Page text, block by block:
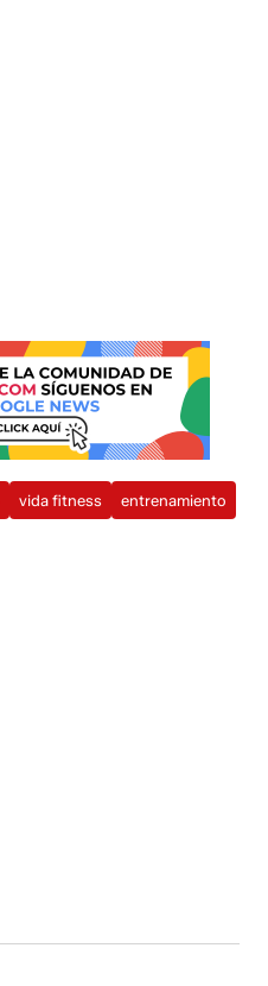
vida fitness
entrenamiento